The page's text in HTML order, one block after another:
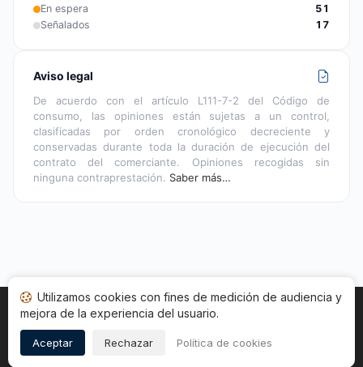
En espera
51
Señalados
17
Aviso legal
De acuerdo con el artículo L111-7-2 del Código de
consumo, las opiniones están sujetas a un control,
clasificadas por orden cronológico decreciente y
conservadas durante toda la duración de ejecución del
contrato del comerciante. Opiniones recogidas sin
ninguna contraprestación. Saber más…
Inicio Estado opiniones Categorías
Copyright © 2026
Utilizamos cookies con fines de medición de audiencia y
mejora de la experiencia del usuario.
Aceptar Rechazar Política de cookies